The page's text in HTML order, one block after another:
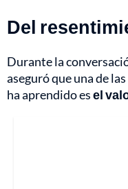
Del
Durante la
aseguró que una de
ha aprendido esel